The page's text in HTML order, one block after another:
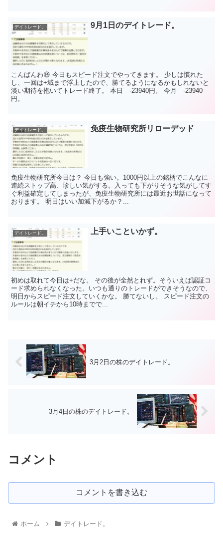
デイトレード。 9月1日のデイトレード。
こんばんわ😃 今日もスピード注文でやってきます。 少しは慣れた
し、一回は+域まで浮上したので、勝てるようになるかもしれないと
淡い期待を抱いてトレード終了。 本日 -23940円。 今月 -23940
円。
デイトレード。 免疫生物研究所リローデッド
免疫生物研究所今日は？ 今日も強い。1000円以上の銘柄でこんなに
連続ストップ高、珍しい気がする。入っても下がりそうな気がしてす
ぐ利益確定してしまったが、免疫生物研究所には最近お世話になって
おります。 明日はいい加減下がるか？...
デイトレード。 上手いこといかず。
初めは取れて今日は+だな。 その後が全然とれず。そういえば認証コ
ード求められなくなった。いつも通りのトレードができそうなので、
明日からスピード注文していくかな。 勝てないし。 スピード注文の
ルールは朝イチから10時までで...
3月2日の株のデイトレード。
3月4日の株のデイトレード。
コメント
コメントを書き込む
ホーム デイトレード。